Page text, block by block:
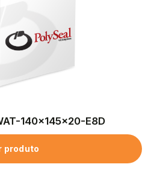
140x145x20-E8D
produto